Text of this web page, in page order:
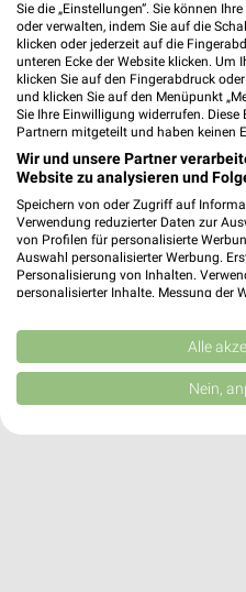
dm Stockheim
Industriestraße 12
96342 Stockheim
Heute 08:00 -
11,30 km
dm Coburg
Callenberger
96450 Coburg
Heute 08:00 -
Sie die „Einstellungen“. Sie können
oder verwalten, indem Sie auf die
klicken oder jederzeit auf die
unteren Ecke der Website klicken. Um
klicken Sie auf den Fingerabdruck
und klicken Sie auf den Menüpunkt
Sie Ihre Einwilligung widerrufen.
Partnern mitgeteilt und haben keinen
Wir und unsere Partner
Website zu analysieren und
Speichern von oder Zugriff auf
Verwendung reduzierter Daten zur
von Profilen für personalisierte
Auswahl personalisierter Werbung.
Personalisierung von Inhalten.
personalisierter Inhalte. Messung der
Kombinationen von Daten aus
Verbesserung der Angebote.
von Inhalten.
Daten können außerhalb der
USA gesendet werden.
Website/App.
Alle
Nein,